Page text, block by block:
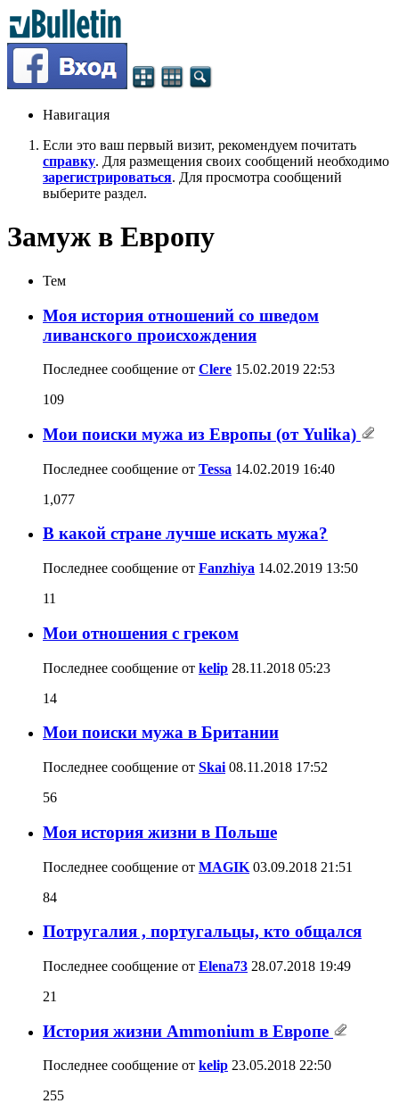
Навигация
Если это ваш первый визит, рекомендуем почитать
справку. Для размещения своих сообщений необходимо
зарегистрироваться. Для просмотра сообщений
выберите раздел.
Замуж в Европу
Тем
Моя история отношений со шведом
ливанского происхождения
Последнее сообщение от Clere 15.02.2019 22:53
109
Мои поиски мужа из Европы (от Yulika)
Последнее сообщение от Tessa 14.02.2019 16:40
1,077
В какой стране лучше искать мужа?
Последнее сообщение от Fanzhiya 14.02.2019 13:50
11
Мои отношения с греком
Последнее сообщение от kelip 28.11.2018 05:23
14
Мои поиски мужа в Британии
Последнее сообщение от Skai 08.11.2018 17:52
56
Моя история жизни в Польше
Последнее сообщение от MAGIK 03.09.2018 21:51
84
Потругалия , португальцы, кто общался
Последнее сообщение от Elena73 28.07.2018 19:49
21
История жизни Ammonium в Европе
Последнее сообщение от kelip 23.05.2018 22:50
255